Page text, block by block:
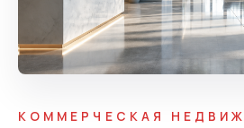
КОММЕРЧЕСКАЯ